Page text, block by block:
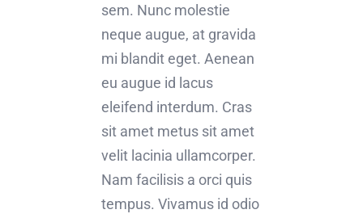
sem. Nunc molestie
neque augue, at gravida
mi blandit eget. Aenean
eu augue id lacus
eleifend interdum. Cras
sit amet metus sit amet
velit lacinia ullamcorper.
Nam facilisis a orci quis
tempus. Vivamus id odio